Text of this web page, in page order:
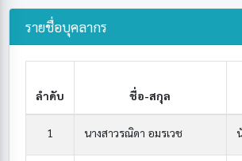
รายชื่อบุคลากร
ลำดับ ชื่อ-สกุล
1 นางสาวรณิดา อมรเวช